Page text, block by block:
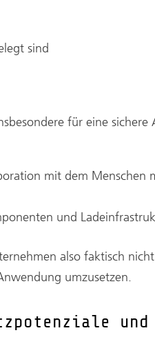
sind
für eine
mit dem Menschen
und
also faktisch
umzusetzen.